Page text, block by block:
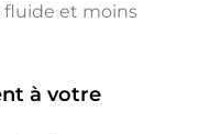
et moins
à votre